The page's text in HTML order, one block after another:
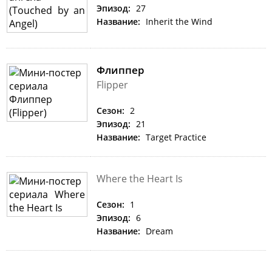
Эпизод: 27
Название: Inherit the Wind
Флиппер
Flipper
Сезон: 2
Эпизод: 21
Название: Target Practice
Where the Heart Is
Сезон: 1
Эпизод: 6
Название: Dream